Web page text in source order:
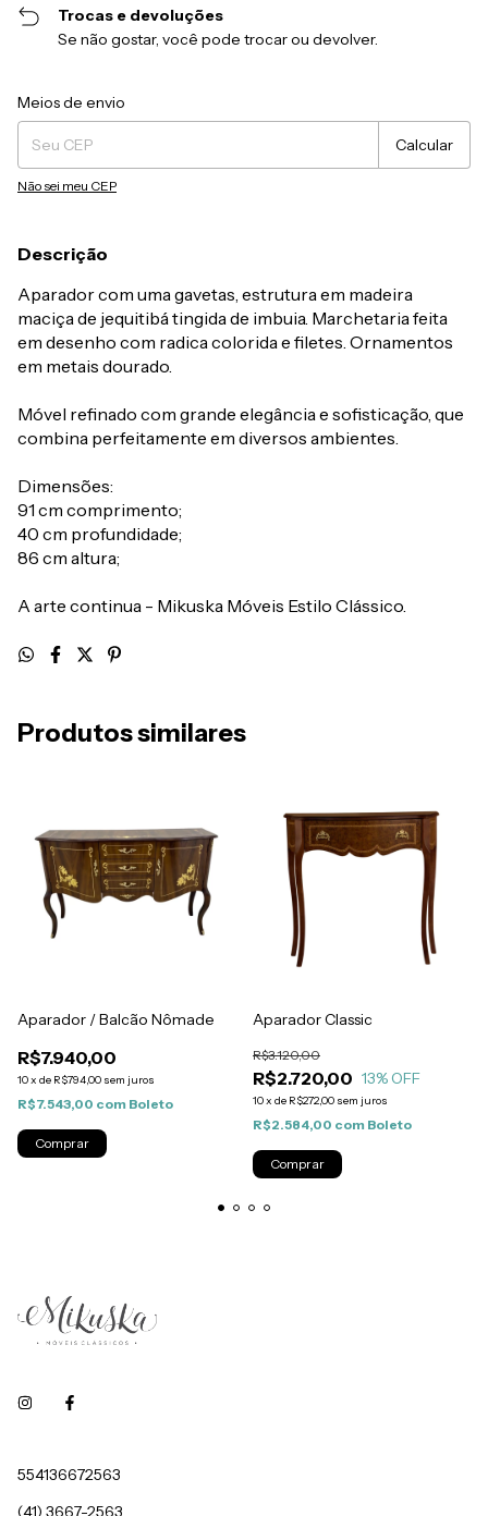
Trocas e devoluções
Se não gostar, você pode trocar ou devolver.
Entregas para o CEP:
Meios de envio
Calcular
Não sei meu CEP
Descrição
Aparador com uma gavetas, estrutura em madeira
maciça de jequitibá tingida de imbuia. Marchetaria feita
em desenho com radica colorida e filetes. Ornamentos
em metais dourado.
Móvel refinado com grande elegância e sofisticação, que
combina perfeitamente em diversos ambientes.
Dimensões:
91 cm comprimento;
40 cm profundidade;
86 cm altura;
A arte continua - Mikuska Móveis Estilo Clássico.
Produtos similares
Aparador / Balcão Nômade
R$7.940,00
10x de R$794,00 sem juros
R$7.543,00 com Boleto
Aparador Classic
R$2.720,00
R$3.120,00
13% OFF
10x de R$272,00 sem juros
R$2.584,00 com Boleto
554136672563
(41) 3667-2563